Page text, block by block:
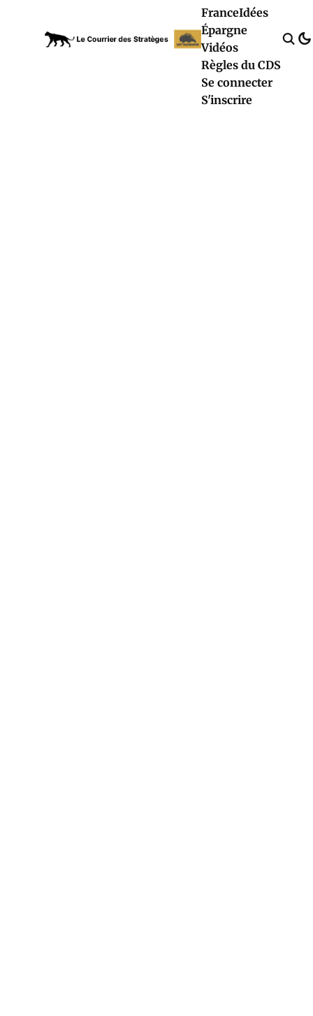
FranceIdées
Épargne
Vidéos
Règles du CDS
Se connecter
S'inscrire